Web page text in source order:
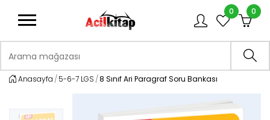
0 0
Anasayfa 5-6-7 LGS 8 Sınıf Ari Paragraf Soru Bankası